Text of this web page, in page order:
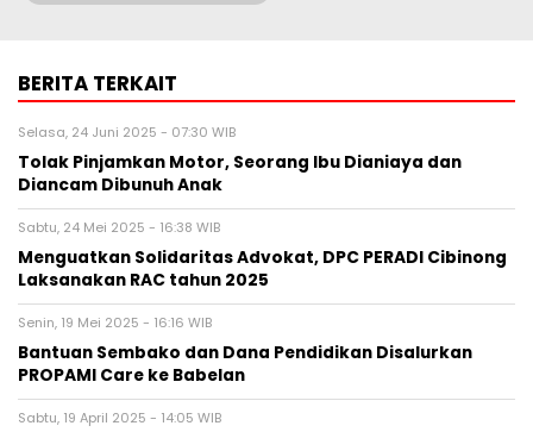
BERITA TERKAIT
Selasa, 24 Juni 2025 - 07:30 WIB
Tolak Pinjamkan Motor, Seorang Ibu Dianiaya dan
Diancam Dibunuh Anak
Sabtu, 24 Mei 2025 - 16:38 WIB
Menguatkan Solidaritas Advokat, DPC PERADI Cibinong
Laksanakan RAC tahun 2025
Senin, 19 Mei 2025 - 16:16 WIB
Bantuan Sembako dan Dana Pendidikan Disalurkan
PROPAMI Care ke Babelan
Sabtu, 19 April 2025 - 14:05 WIB